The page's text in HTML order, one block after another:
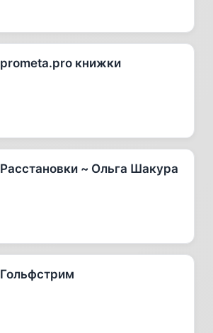
prometa.pro книжки
Расстановки ~ Ольга Шакура
Гольфстрим